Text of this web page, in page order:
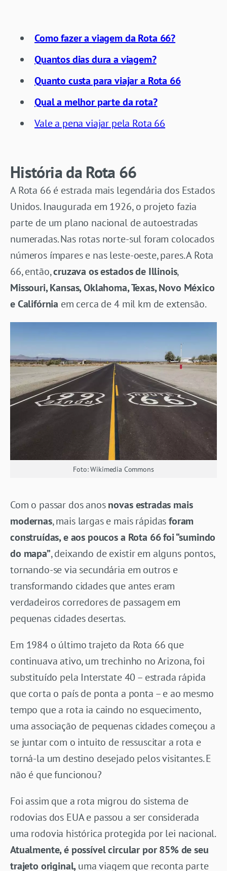
Como fazer a viagem da Rota 66?
Quantos dias dura a viagem?
Quanto custa para viajar a Rota 66
Qual a melhor parte da rota?
Vale a pena viajar pela Rota 66
História da Rota 66
A Rota 66 é estrada mais legendária dos Estados
Unidos. Inaugurada em 1926, o projeto fazia
parte de um plano nacional de autoestradas
numeradas. Nas rotas norte-sul foram colocados
números ímpares e nas leste-oeste, pares. A Rota
66, então,cruzava os estados de Illinois,
Missouri, Kansas, Oklahoma, Texas, Novo México
e Califórnia em cerca de 4 mil km de extensão.
Foto: Wikimedia Commons
Com o passar dos anosnovas estradas mais
modernas, mais largas e mais rápidasforam
construídas, e aos poucos a Rota 66 foi “sumindo
do mapa”, deixando de existir em alguns pontos,
tornando-se via secundária em outros e
transformando cidades que antes eram
verdadeiros corredores de passagem em
pequenas cidades desertas.
Em 1984 o último trajeto da Rota 66 que
continuava ativo, um trechinho no Arizona, foi
substituído pela Interstate 40 – estrada rápida
que corta o país de ponta a ponta – e ao mesmo
tempo que a rota ia caindo no esquecimento,
uma associação de pequenas cidades começou a
se juntar com o intuito de ressuscitar a rota e
torná-la um destino desejado pelos visitantes. E
não é que funcionou?
Foi assim que a rota migrou do sistema de
rodovias dos EUA e passou a ser considerada
uma rodovia histórica protegida por lei nacional.
Atualmente, é possível circular por 85% de seu
trajeto original,uma viagem que reconta parte